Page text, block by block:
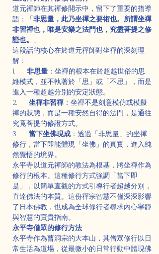
道元禪師在其禪修開示中，留下了重要的指導
語：「非思量，此乃坐禪之要術也。所謂坐禪
非習禪也，唯是安樂之法門也，究盡菩提之修
證也。 」
這段話的核心在於道元禪師對坐禪的深刻理
解：
1. 非思量 ：坐禪的根本在於超越世俗的思
維模式，並不執著於「思」或「不思」，而是
進入一種超越分別的安定狀態。
2. 坐禪非習禪 ：坐禪不是刻意模仿或模擬
禪的狀態，而是一種安然自得的法門，是通往
究竟菩提的修證方式。
3. 當下坐佛現成 ：透過「非思量」的坐禪
修行，當下即能體現「坐佛」的真實，進入純
然覺悟的境界。
永平寺以道元禪師的教法為根基，將坐禪作為
修行的根本。這種修行方式強調「當下即
是」，以簡單直觀的方式引導行者超越分別，
直達佛法的本質。這份禪宗智慧不僅深深影響
了日本佛教，也成為全球修行者尋求內心寧靜
與智慧的寶貴指南。
永平寺僧眾的修行方法
永平寺作為曹洞宗的大本山，其僧眾修行以日
常生活為道場，從最微小的日常行動中體現佛